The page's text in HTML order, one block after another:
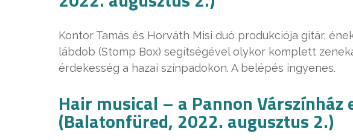
Kontor Tamás és Horváth Misi duó produkciója gitár,
lábdob (Stomp Box) segítségével olykor komplett
érdekesség a hazai színpadokon. A belépés ingyenes.
Hair musical – a Pannon Várszínház
(Balatonfüred, 2022. augusztus 2.)